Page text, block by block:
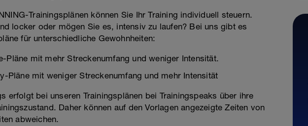
Trainingsplänen können Sie Ihr Training individuell steuern.
locker oder mögen Sie es, intensiv zu laufen? Bei uns gibt es
für unterschiedliche Gewohnheiten:
Pläne mit mehr Streckenumfang und weniger Intensität.
Pläne mit weniger Streckenumfang und mehr Intensität
erfolgt bei unseren Trainingsplänen bei Trainingspeaks über ihre
Daher können auf den Vorlagen angezeigte Zeiten von
abweichen.